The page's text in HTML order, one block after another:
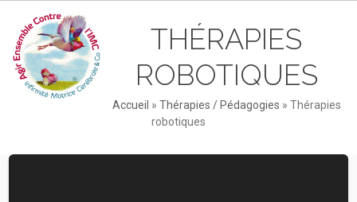
content
Open
mobile
menu
Close
mobile
menu
THÉRAPIES
ROBOTIQUES
Accueil » Thérapies / Pédagogies » Thérapies
robotiques